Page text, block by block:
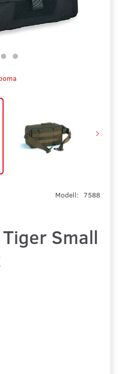
Modell: 7588
Small